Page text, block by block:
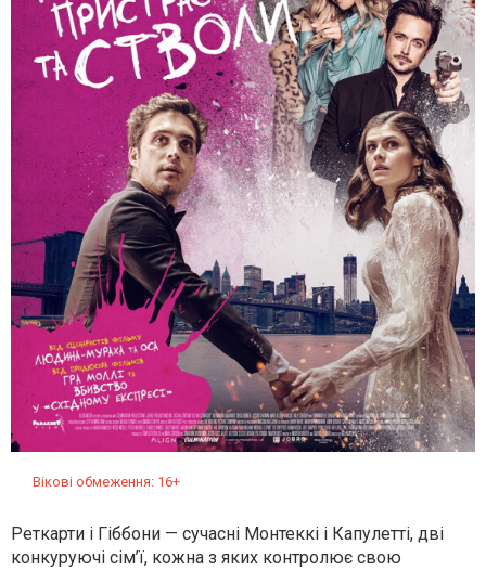
Вікові обмеження: 16+
Реткарти і Гіббони — сучасні Монтеккі і Капулетті, дві
конкуруючі сім’ї, кожна з яких контролює свою